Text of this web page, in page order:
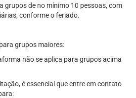
grupos de no mínimo 10 pessoas, com
conforme o feriado.
grupos maiores:
não se aplica para grupos acima
é essencial que entre em contato